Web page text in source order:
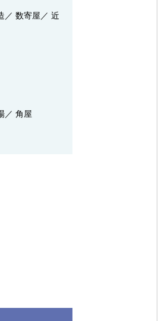
／ 数寄屋／ 近
／ 角屋